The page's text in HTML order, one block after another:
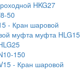
HKG27
50
- Кран шаровой
муфта муфта HLG15
150
- Кран шаровой